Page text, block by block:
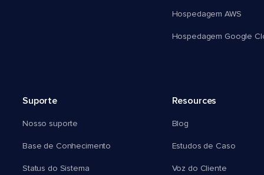
Hospedagem AWS
Hospedagem Google
Suporte
Nosso suporte
Base de Conhecimento
Status do Sistema
Resources
Blog
Estudos de Caso
Voz do Cliente